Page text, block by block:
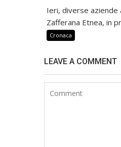
Ieri, diverse
Zafferana Etnea, in
Cronaca
LEAVE A COMMENT